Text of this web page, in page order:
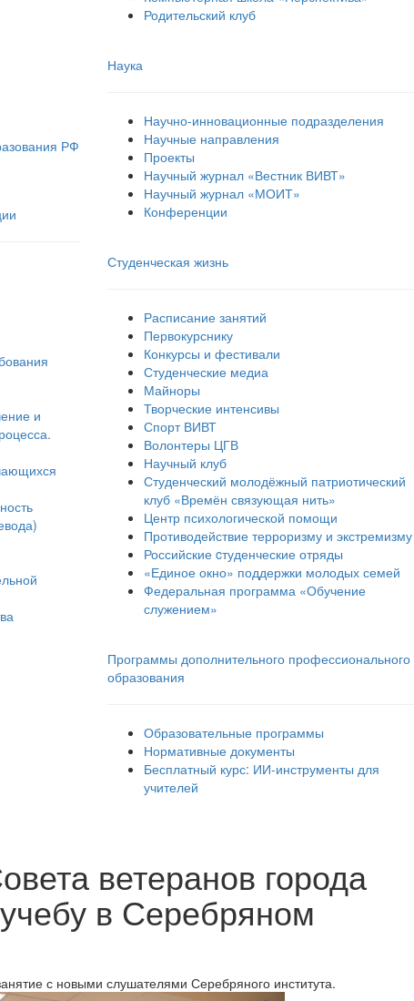
РФ
и
Родительский клуб
Наука
Научно-инновационные подразделения
Научные направления
Проекты
Научный журнал «Вестник ВИВТ»
Научный журнал «МОИТ»
Конференции
Студенческая жизнь
Расписание занятий
Первокурснику
Конкурсы и фестивали
Студенческие медиа
Майноры
Творческие интенсивы
Спорт ВИВТ
Волонтеры ЦГВ
Научный клуб
Студенческий молодёжный патриотический
клуб «Времён связующая нить»
Центр психологической помощи
Противодействие терроризму и экстремизму
Российские cтуденческие отряды
«Единое окно» поддержки молодых семей
Федеральная программа «Обучение
служением»
Программы дополнительного профессионального
образования
Образовательные программы
Нормативные документы
Бесплатный курс: ИИ‑инструменты для
учителей
ветеранов города
в Серебряном
с новыми слушателями Серебряного института.